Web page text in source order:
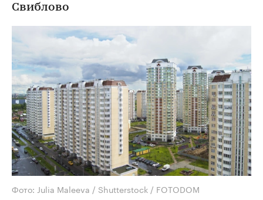
Свиблово
Фото: Julia Maleeva / Shutterstock / FOTODOM